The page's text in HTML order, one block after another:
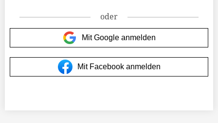
oder
Mit Google anmelden
Mit Facebook anmelden